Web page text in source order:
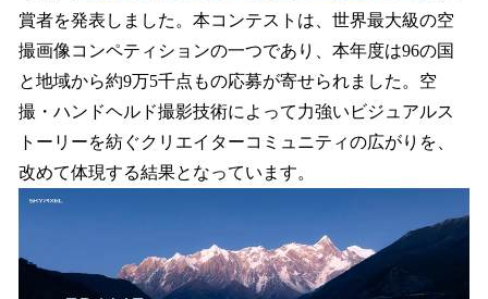
込
み
中
で
賞者を発表しました。本コンテストは、世界最大級の空
撮画像コンペティションの一つであり、本年度は96の国
と地域から約9万5千点もの応募が寄せられました。空
撮・ハンドヘルド撮影技術によって力強いビジュアルス
トーリーを紡ぐクリエイターコミュニティの広がりを、
改めて体現する結果となっています。